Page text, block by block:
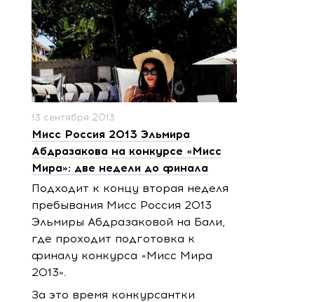
13 сентября 2013
Мисс Россия 2013 Эльмира
Абдразакова на конкурсе «Мисс
Мира»: две недели до финала
Подходит к концу вторая неделя
пребывания Мисс Россия 2013
Эльмиры Абдразаковой на Бали,
где проходит подготовка к
финалу конкурса «Мисс Мира
2013».
За это время конкурсантки